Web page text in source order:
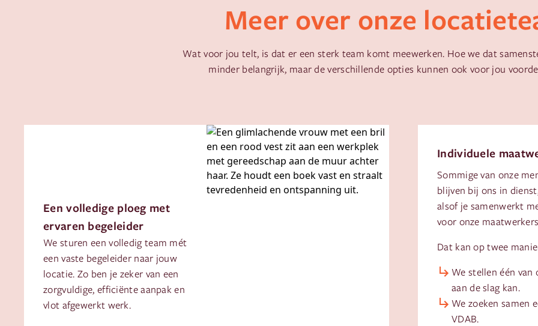
Meer over onze
Wat voor jou telt, is dat er een sterk team komt meewerken. Hoe we dat
minder belangrijk, maar de verschillende opties kunnen ook voor jou
Een volledige ploeg met
ervaren begeleider
We sturen een volledig team mét
een vaste begeleider naar jouw
locatie. Zo ben je zeker van een
zorgvuldige, efficiënte aanpak en
vlot afgewerkt werk.
Individuele
Sommige van onze
blijven bij ons in
alsof je samenwerkt
voor onze
Dat kan op twee
We stellen één
aan de slag kan.
We zoeken samen
VDAB.